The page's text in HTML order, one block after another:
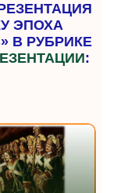
ЭПОХА
В РУБРИКЕ
: